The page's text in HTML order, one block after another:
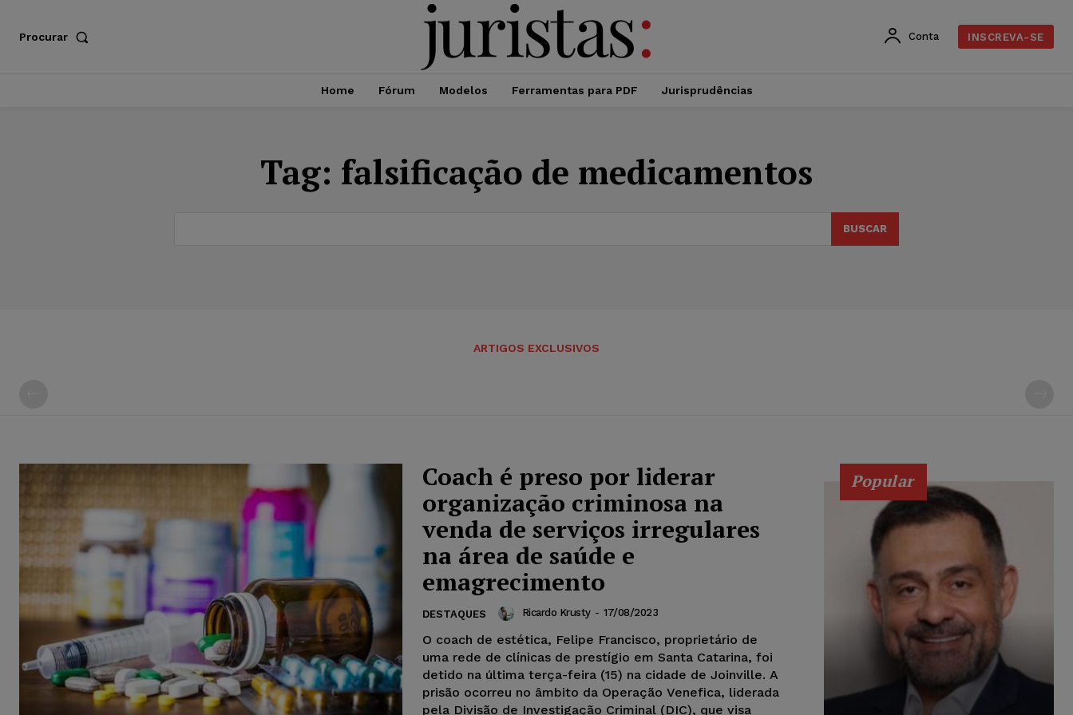
Procurar Conta INSCREVA-SE
Home Fórum Modelos Ferramentas para PDF Jurisprudências
Tag: falsificação de medicamentos
BUSCAR
ARTIGOS EXCLUSIVOS
Coach é preso por liderar
organização criminosa na
venda de serviços irregulares
na área de saúde e
emagrecimento
DESTAQUES Ricardo Krusty - 17/08/2023
O coach de estética, Felipe Francisco, proprietário de
uma rede de clínicas de prestígio em Santa Catarina, foi
detido na última terça-feira (15) na cidade de Joinville. A
prisão ocorreu no âmbito da Operação Venefica, liderada
pela Divisão de Investigação Criminal (DIC), que visa
Popular